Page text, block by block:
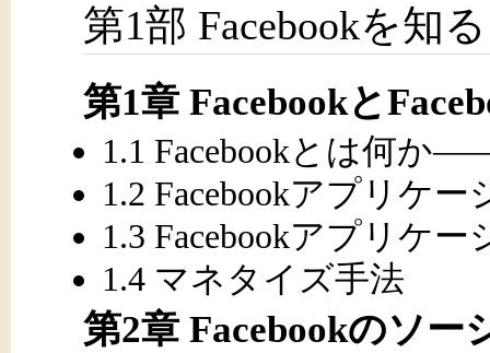
第1部 Facebookを知る
第1章 Facebookと
1.1 Facebookとは何
1.2 Facebookアプリケ
1.3 Facebookアプリケ
1.4 マネタイズ手法
第2章 Facebookのソー